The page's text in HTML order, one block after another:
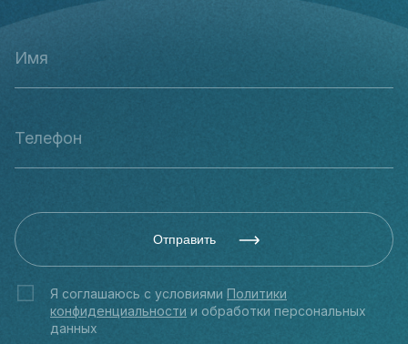
Отправить
Я соглашаюсь с условиями Политики
конфиденциальности и обработки персональных
данных